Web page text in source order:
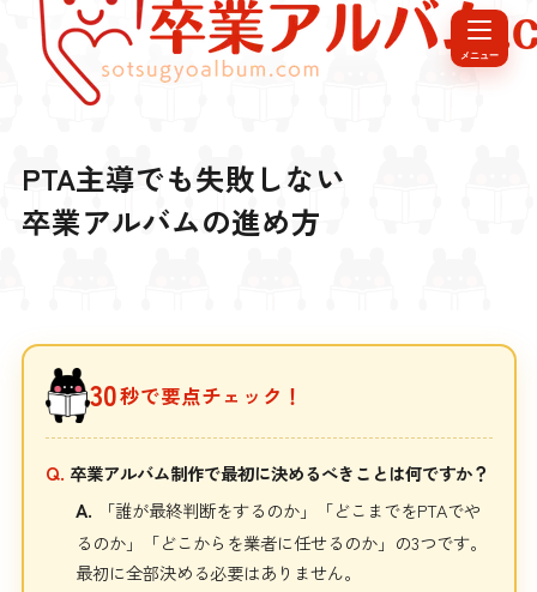
メニュー
PTA主導でも失敗しない
卒業アルバムの進め方
30秒で要点チェック！
Q. 卒業アルバム制作で最初に決めるべきことは何ですか？
A.
「誰が最終判断をするのか」「どこまでをPTAでや
るのか」「どこからを業者に任せるのか」の3つです。
最初に全部決める必要はありません。